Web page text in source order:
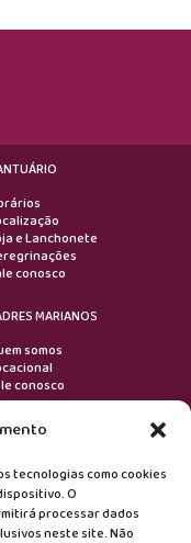
tecnologias como cookies
O
processar dados
neste site. Não
e Lanchonete
conosco
MARIANOS
somos
conosco